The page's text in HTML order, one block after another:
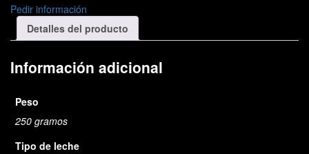
cantidad
Pedir información
Detalles del producto
Información adicional
Peso
250 gramos
Tipo de leche